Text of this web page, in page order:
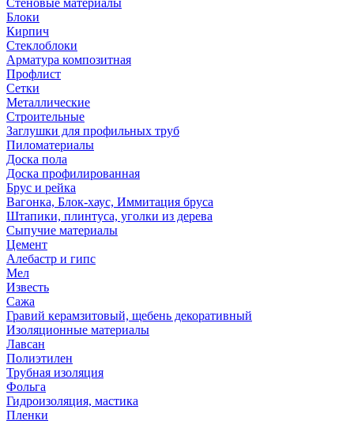
Стеновые материалы
Блоки
Кирпич
Стеклоблоки
Арматура композитная
Профлист
Сетки
Металлические
Строительные
Заглушки для профильных труб
Пиломатериалы
Доска пола
Доска профилированная
Брус и рейка
Вагонка, Блок-хаус, Иммитация бруса
Штапики, плинтуса, уголки из дерева
Сыпучие материалы
Цемент
Алебастр и гипс
Мел
Известь
Сажа
Гравий керамзитовый, щебень декоративный
Изоляционные материалы
Лавсан
Полиэтилен
Трубная изоляция
Фольга
Гидроизоляция, мастика
Пленки